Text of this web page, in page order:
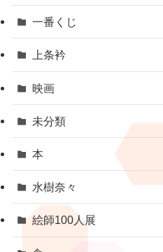
一番くじ
上条衿
映画
未分類
本
水樹奈々
絵師100人展